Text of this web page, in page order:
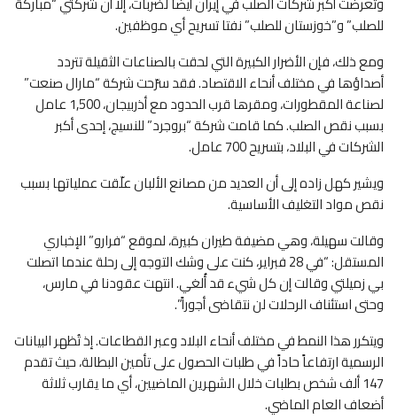
للصلب” و”خوزستان للصلب” نفتا تسريح أي موظفين.
ومع ذلك، فإن الأضرار الكبيرة التي لحقت بالصناعات الثقيلة تتردد
أصداؤها في مختلف أنحاء الاقتصاد. فقد سرّحت شركة “مارال صنعت”
لصناعة المقطورات، ومقرها قرب الحدود مع أذربيجان، 1,500 عامل
بسبب نقص الصلب. كما قامت شركة “بروجرد” للنسيج، إحدى أكبر
الشركات في البلاد، بتسريح 700 عامل.
ويشير كهل زاده إلى أن العديد من مصانع الألبان علّقت عملياتها بسبب
نقص مواد التغليف الأساسية.
وقالت سهيلة، وهي مضيفة طيران كبيرة، لموقع “فرارو” الإخباري
المستقل: “في 28 فبراير، كنت على وشك التوجه إلى رحلة عندما اتصلت
بي زميلتي وقالت إن كل شيء قد أُلغي. انتهت عقودنا في مارس،
وحتى استئناف الرحلات لن نتقاضى أجوراً”.
ويتكرر هذا النمط في مختلف أنحاء البلاد وعبر القطاعات. إذ تُظهر البيانات
الرسمية ارتفاعاً حاداً في طلبات الحصول على تأمين البطالة، حيث تقدم
147 ألف شخص بطلبات خلال الشهرين الماضيين، أي ما يقارب ثلاثة
أضعاف العام الماضي.